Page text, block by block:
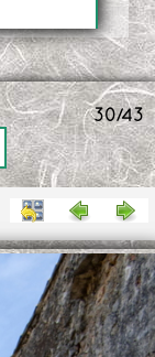
30/43